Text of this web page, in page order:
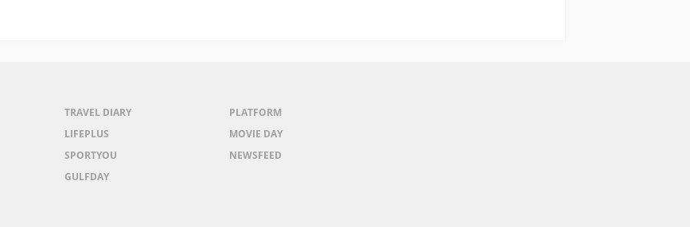
TRAVEL DIARY
LIFEPLUS
SPORTYOU
GULFDAY
PLATFORM
MOVIE DAY
NEWSFEED